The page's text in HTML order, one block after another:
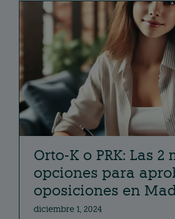
Orto-K o PRK: Las 2
opciones para
oposiciones en
diciembre 1, 2024